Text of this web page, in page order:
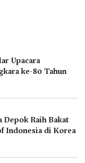
Upacara
ke-80 Tahun
Depok Raih Bakat
Indonesia di Korea